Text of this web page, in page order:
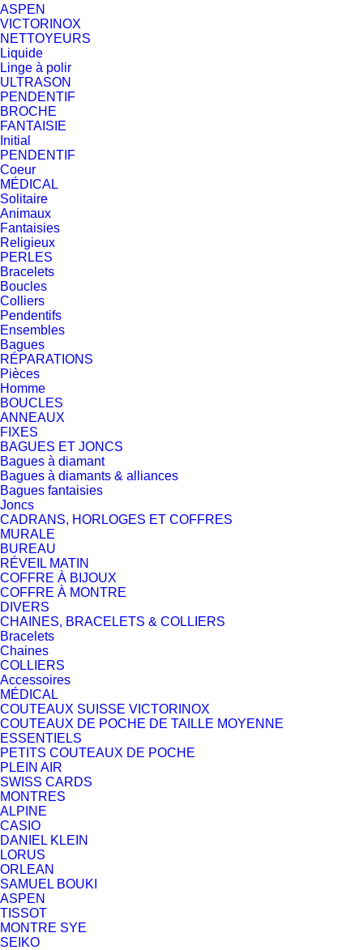
ASPEN
VICTORINOX
NETTOYEURS
Liquide
Linge à polir
ULTRASON
PENDENTIF
BROCHE
FANTAISIE
Initial
PENDENTIF
Coeur
MÉDICAL
Solitaire
Animaux
Fantaisies
Religieux
PERLES
Bracelets
Boucles
Colliers
Pendentifs
Ensembles
Bagues
RÉPARATIONS
Pièces
Homme
BOUCLES
ANNEAUX
FIXES
BAGUES ET JONCS
Bagues à diamant
Bagues à diamants & alliances
Bagues fantaisies
Joncs
CADRANS, HORLOGES ET COFFRES
MURALE
BUREAU
RÉVEIL MATIN
COFFRE À BIJOUX
COFFRE À MONTRE
DIVERS
CHAINES, BRACELETS & COLLIERS
Bracelets
Chaines
COLLIERS
Accessoires
MÉDICAL
COUTEAUX SUISSE VICTORINOX
COUTEAUX DE POCHE DE TAILLE MOYENNE
ESSENTIELS
PETITS COUTEAUX DE POCHE
PLEIN AIR
SWISS CARDS
MONTRES
ALPINE
CASIO
DANIEL KLEIN
LORUS
ORLEAN
SAMUEL BOUKI
ASPEN
TISSOT
MONTRE SYE
SEIKO